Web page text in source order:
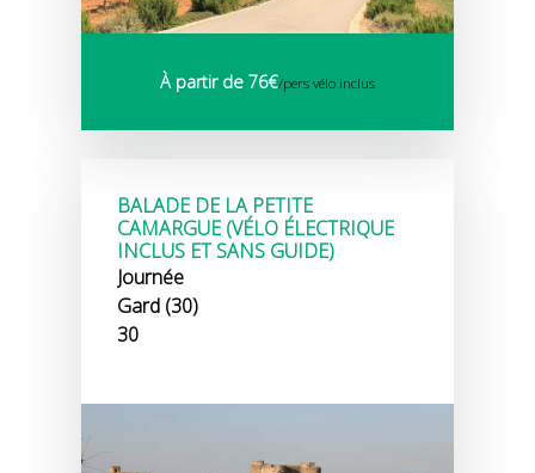
À partir de 76€/pers vélo inclus
BALADE DE LA PETITE
CAMARGUE (VÉLO ÉLECTRIQUE
INCLUS ET SANS GUIDE)
Journée
Gard (30)
30